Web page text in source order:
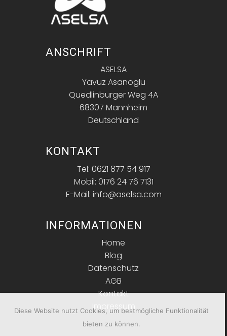
ANSCHRIFT
ASELSA
Yavuz Asanoglu
Quedlinburger Weg 4A
68307 Mannheim
Deutschland
KONTAKT
Tel: 0621 877 54 917
Mobil: 0176 24 76 7131
E-Mail: info@aselsa.com
INFORMATIONEN
Home
Blog
Datenschutz
AGB
Kontakt
Impressum
Diese Website nutzt Cookies, um bestmögliche Funktionalität
bieten zu können.